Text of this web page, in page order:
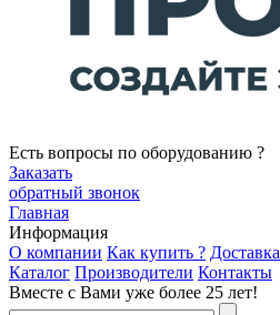
Есть вопросы по оборудованию ?
Заказать
обратный звонок
Главная
Информация
О компании Как купить ? Доставка
Каталог Производители Контакты
Вместе с Вами уже более 25 лет!